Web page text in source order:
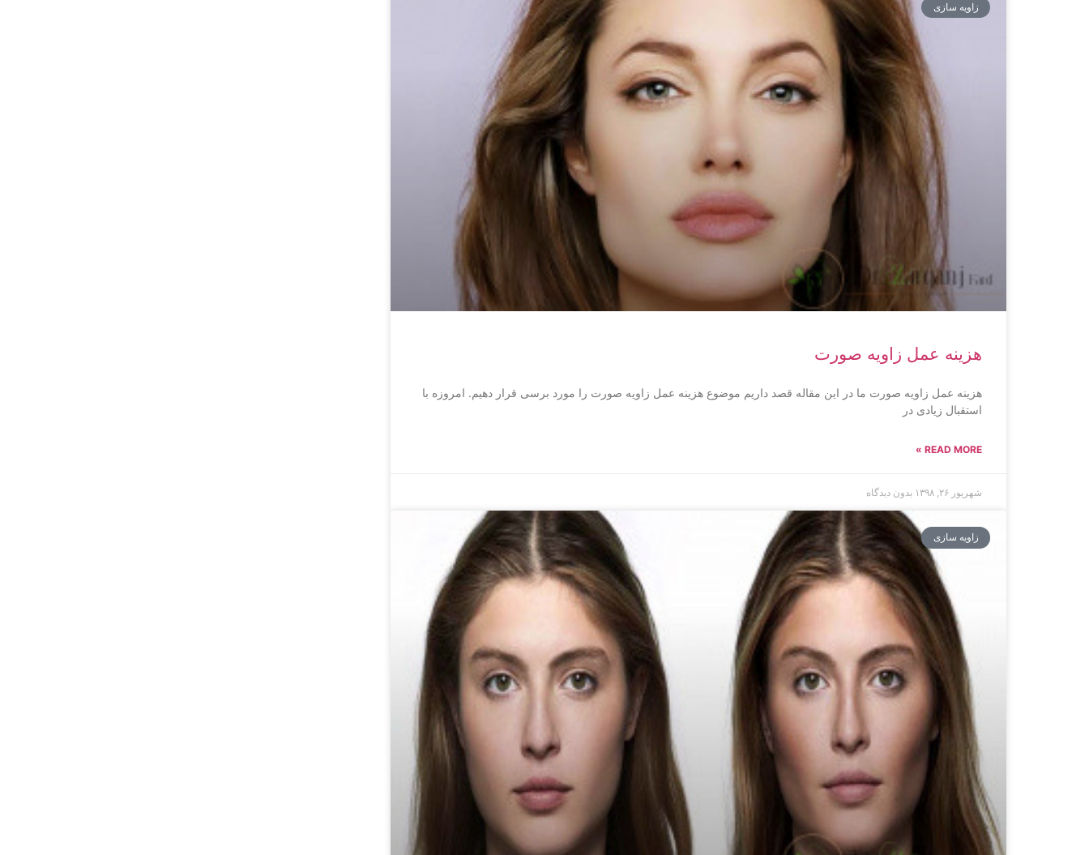
زاویه سازی
هزینه عمل زاویه صورت
هزینه عمل زاویه صورت ما در این مقاله قصد داریم موضوع هزینه عمل زاویه صورت را مورد برسی قرار دهیم. امروزه با
استقبال زیادی در
READ MORE »
شهریور ۲۶, ۱۳۹۸ بدون دیدگاه
زاویه سازی